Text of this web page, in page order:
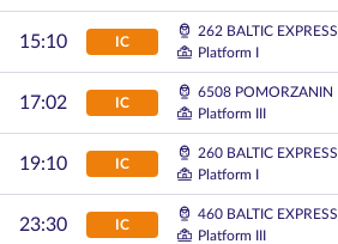
15:10 IC
262 BALTIC EXPRESS
Platform I
17:02 IC
6508 POMORZANIN
Platform III
19:10 IC
260 BALTIC EXPRESS
Platform I
23:30 IC
460 BALTIC EXPRESS
Platform III